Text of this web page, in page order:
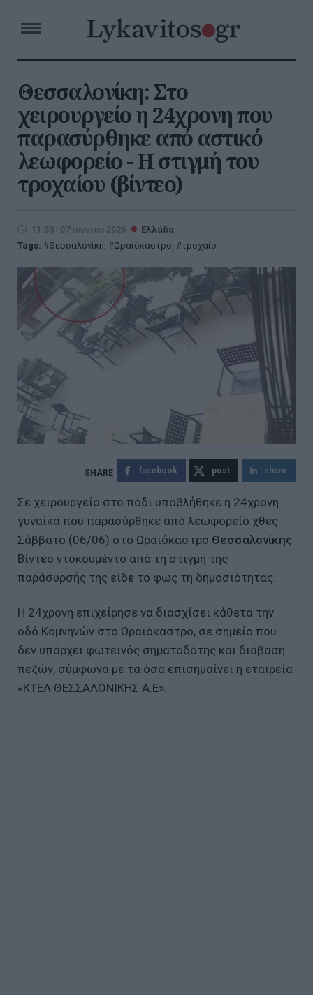
Θεσσαλονίκη: Στο
χειρουργείο η 24χρονη που
παρασύρθηκε από αστικό
λεωφορείο - Η στιγμή του
τροχαίου (βίντεο)
11:30 | 07 Ιουνίου 2026
Ελλάδα
Tags:
Θεσσαλονίκη, Ωραιόκαστρο, τροχαίο
facebook post share
Σε χειρουργείο στο πόδι υποβλήθηκε η 24χρονη
γυναίκα που παρασύρθηκε από λεωφορείο χθες
Σάββατο (06/06) στο Ωραιόκαστρο Θεσσαλονίκης
Βίντεο ντοκουμέντο από τη στιγμή της
παράσυρσής της είδε το φως τη δημοσιότητας.
Η 24χρονη επιχείρησε να διασχίσει κάθετα την
οδό Κομνηνών στο Ωραιόκαστρο, σε σημείο που
δεν υπάρχει φωτεινός σηματοδότης και διάβαση
πεζών, σύμφωνα με τα όσα επισημαίνει η εταιρεία
«ΚΤΕΛ ΘΕΣΣΑΛΟΝΙΚΗΣ Α.Ε».